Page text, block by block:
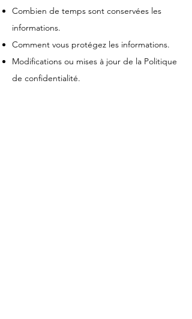
Combien de temps sont conservées les
informations.
Comment vous protégez les informations.
Modifications ou mises à jour de la Politique
de confidentialité.